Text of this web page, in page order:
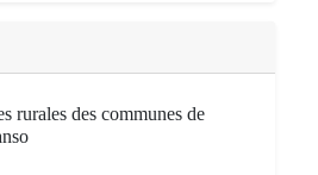
rurales des communes de